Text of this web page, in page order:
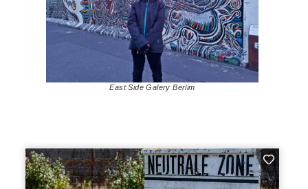
East Side Galery Berlim